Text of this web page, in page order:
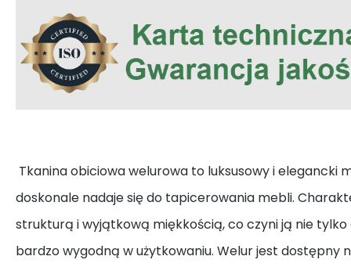
Tkanina obiciowa welurowa to luksusowy i elegancki
doskonale nadaje się do tapicerowania mebli.
strukturą i wyjątkową miękkością, co czyni ją nie
bardzo wygodną w użytkowaniu. Welur jest dostępny